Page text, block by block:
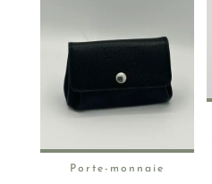
Porte-monnaie